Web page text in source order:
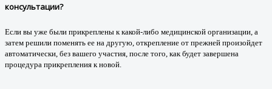
консультации?
Если вы уже были прикреплены к какой-либо медицинской организации, а
затем решили поменять ее на другую, открепление от прежней произойдет
автоматически, без вашего участия, после того, как будет завершена
процедура прикрепления к новой.